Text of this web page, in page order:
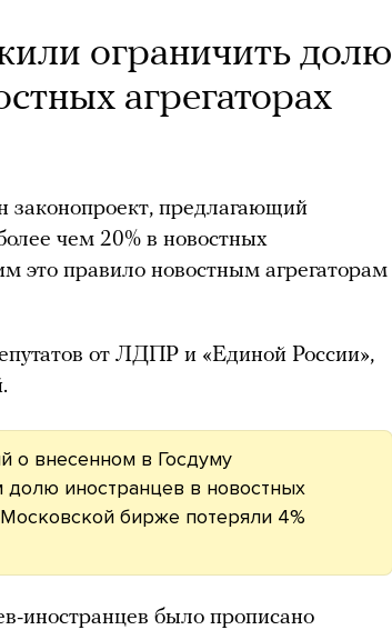
ограничить долю
агрегаторах
законопроект, предлагающий
чем 20% в новостных
это правило новостным агрегаторам
от ЛДПР и «Единой России»,
о внесенном в Госдуму
иностранцев в новостных
бирже потеряли 4%
иностранцев было прописано